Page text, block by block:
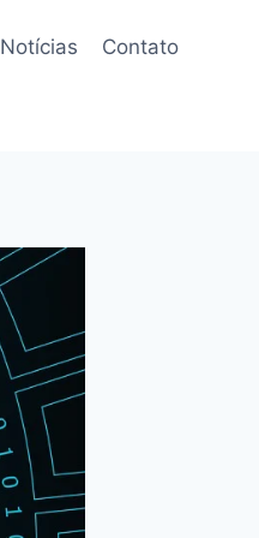
Notícias Contato